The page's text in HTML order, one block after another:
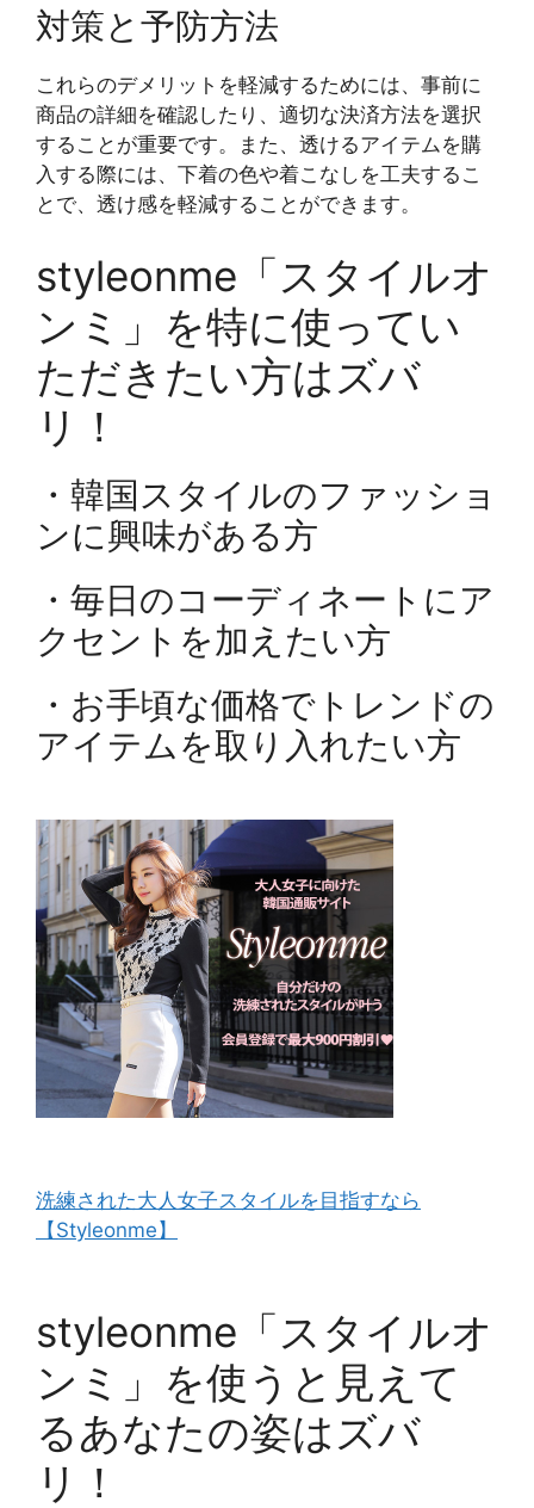
対策と予防方法
これらのデメリットを軽減するためには、事前に
商品の詳細を確認したり、適切な決済方法を選択
することが重要です。また、透けるアイテムを購
入する際には、下着の色や着こなしを工夫するこ
とで、透け感を軽減することができます。
styleonme「スタイルオ
ンミ」を特に使ってい
ただきたい方はズバ
リ！
・韓国スタイルのファッショ
ンに興味がある方
・毎日のコーディネートにア
クセントを加えたい方
・お手頃な価格でトレンドの
アイテムを取り入れたい方
洗練された大人女子スタイルを目指すなら
【Styleonme】
styleonme「スタイルオ
ンミ」を使うと見えて
るあなたの姿はズバ
リ！